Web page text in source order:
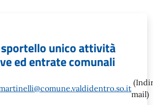
unico attività
ed entrate comunali
mail)